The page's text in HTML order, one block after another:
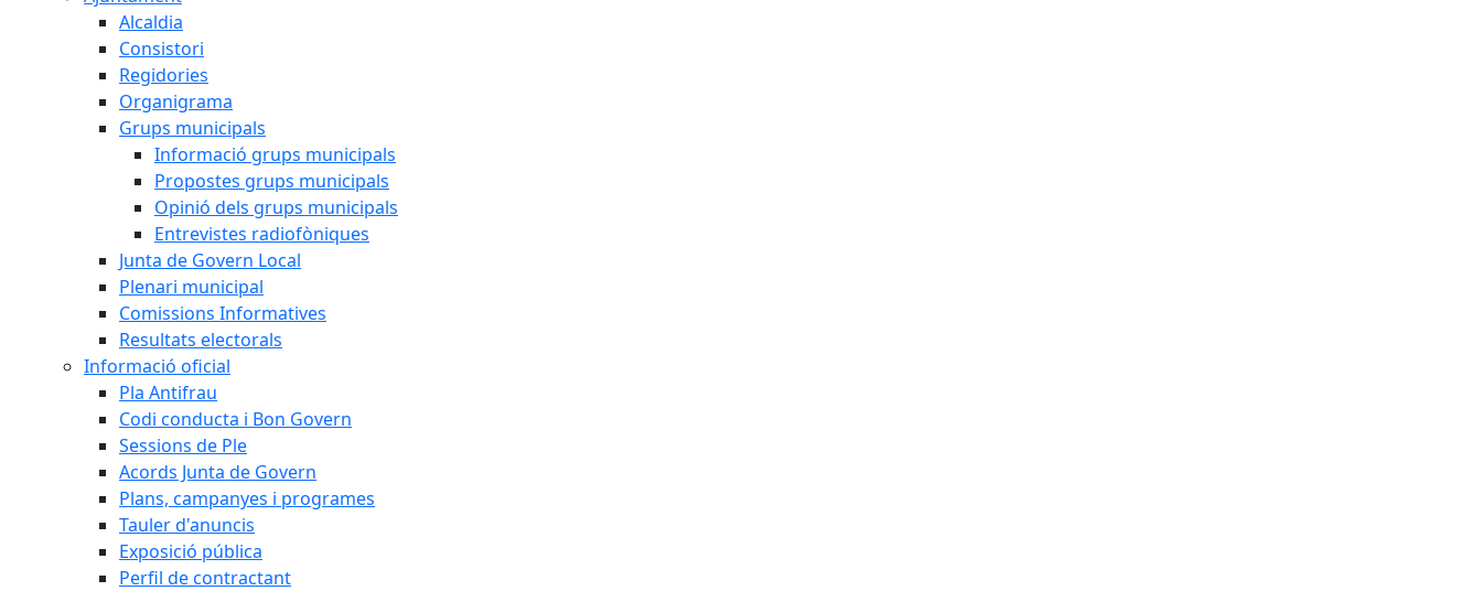
Alcaldia
Consistori
Regidories
Organigrama
Grups municipals
Informació grups municipals
Propostes grups municipals
Opinió dels grups municipals
Entrevistes radiofòniques
Junta de Govern Local
Plenari municipal
Comissions Informatives
Resultats electorals
Informació oficial
Pla Antifrau
Codi conducta i Bon Govern
Sessions de Ple
Acords Junta de Govern
Plans, campanyes i programes
Tauler d'anuncis
Exposició pública
Perfil de contractant